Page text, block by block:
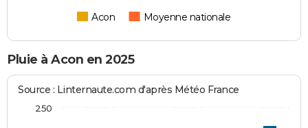
Acon Moyenne nationale
Pluie à Acon en 2025
Source : Linternaute.com d'après Météo France
250